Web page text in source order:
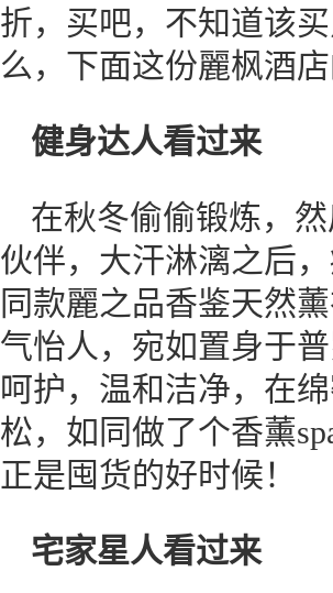
折，买吧，不知道该
么，下面这份麗枫酒
健身达人看过来
在秋冬偷偷锻炼，
伙伴，大汗淋漓之后
同款麗之品香鉴天然
气怡人，宛如置身于
呵护，温和洁净，在
松，如同做了个香薰
正是囤货的好时候！
宅家星人看过来